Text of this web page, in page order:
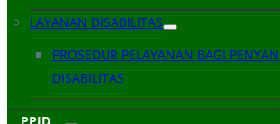
LAYANAN DISABILITAS
PROSEDUR PELAYANAN BAGI
DISABILITAS